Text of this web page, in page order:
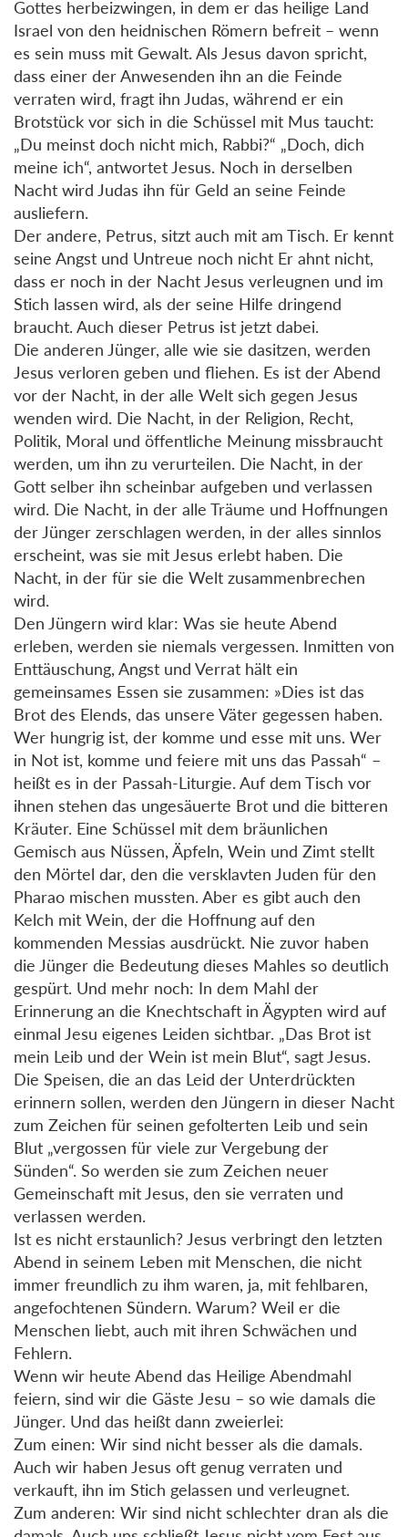
Gottes herbeizwingen, in dem er das heilige Land
Israel von den heidnischen Römern befreit – wenn
es sein muss mit Gewalt. Als Jesus davon spricht,
dass einer der Anwesenden ihn an die Feinde
verraten wird, fragt ihn Judas, während er ein
Brotstück vor sich in die Schüssel mit Mus taucht:
„Du meinst doch nicht mich, Rabbi?“ „Doch, dich
meine ich“, antwortet Jesus. Noch in derselben
Nacht wird Judas ihn für Geld an seine Feinde
ausliefern.
Der andere, Petrus, sitzt auch mit am Tisch. Er kennt
seine Angst und Untreue noch nicht Er ahnt nicht,
dass er noch in der Nacht Jesus verleugnen und im
Stich lassen wird, als der seine Hilfe dringend
braucht. Auch dieser Petrus ist jetzt dabei.
Die anderen Jünger, alle wie sie dasitzen, werden
Jesus verloren geben und fliehen. Es ist der Abend
vor der Nacht, in der alle Welt sich gegen Jesus
wenden wird. Die Nacht, in der Religion, Recht,
Politik, Moral und öffentliche Meinung missbraucht
werden, um ihn zu verurteilen. Die Nacht, in der
Gott selber ihn scheinbar aufgeben und verlassen
wird. Die Nacht, in der alle Träume und Hoffnungen
der Jünger zerschlagen werden, in der alles sinnlos
erscheint, was sie mit Jesus erlebt haben. Die
Nacht, in der für sie die Welt zusammenbrechen
wird.
Den Jüngern wird klar: Was sie heute Abend
erleben, werden sie niemals vergessen. Inmitten von
Enttäuschung, Angst und Verrat hält ein
gemeinsames Essen sie zusammen: »Dies ist das
Brot des Elends, das unsere Väter gegessen haben.
Wer hungrig ist, der komme und esse mit uns. Wer
in Not ist, komme und feiere mit uns das Passah“ –
heißt es in der Passah-Liturgie. Auf dem Tisch vor
ihnen stehen das ungesäuerte Brot und die bitteren
Kräuter. Eine Schüssel mit dem bräunlichen
Gemisch aus Nüssen, Äpfeln, Wein und Zimt stellt
den Mörtel dar, den die versklavten Juden für den
Pharao mischen mussten. Aber es gibt auch den
Kelch mit Wein, der die Hoffnung auf den
kommenden Messias ausdrückt. Nie zuvor haben
die Jünger die Bedeutung dieses Mahles so deutlich
gespürt. Und mehr noch: In dem Mahl der
Erinnerung an die Knechtschaft in Ägypten wird auf
einmal Jesu eigenes Leiden sichtbar. „Das Brot ist
mein Leib und der Wein ist mein Blut“, sagt Jesus.
Die Speisen, die an das Leid der Unterdrückten
erinnern sollen, werden den Jüngern in dieser Nacht
zum Zeichen für seinen gefolterten Leib und sein
Blut „vergossen für viele zur Vergebung der
Sünden“. So werden sie zum Zeichen neuer
Gemeinschaft mit Jesus, den sie verraten und
verlassen werden.
Ist es nicht erstaunlich? Jesus verbringt den letzten
Abend in seinem Leben mit Menschen, die nicht
immer freundlich zu ihm waren, ja, mit fehlbaren,
angefochtenen Sündern. Warum? Weil er die
Menschen liebt, auch mit ihren Schwächen und
Fehlern.
Wenn wir heute Abend das Heilige Abendmahl
feiern, sind wir die Gäste Jesu – so wie damals die
Jünger. Und das heißt dann zweierlei:
Zum einen: Wir sind nicht besser als die damals.
Auch wir haben Jesus oft genug verraten und
verkauft, ihn im Stich gelassen und verleugnet.
Zum anderen: Wir sind nicht schlechter dran als die